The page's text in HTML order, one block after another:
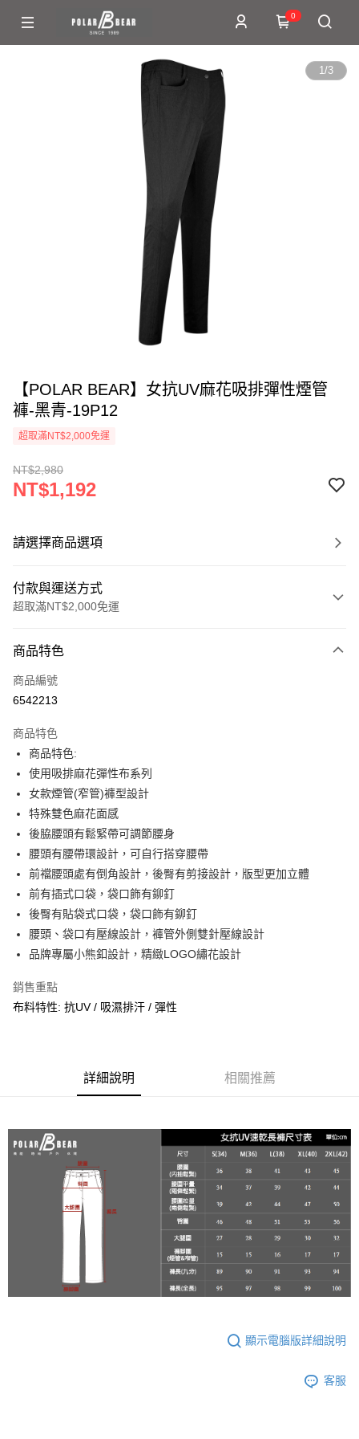
0
1/3
【POLAR BEAR】女抗UV麻花吸排彈性煙管
褲-黑青-19P12
超取滿NT$2,000免運
NT$2,980
NT$1,192
請選擇商品選項
付款與運送方式
超取滿NT$2,000免運
信用卡一次付款
信用卡分期付款
合作金庫商業銀行
華南商業銀行
上海商業儲蓄銀行
國泰世華商業銀行
臺灣中小企業銀行
匯豐（台灣）商業銀行
聯邦商業銀行
元大商業銀行
永豐商業銀行
玉山商業銀行
星展（台灣）商業銀行
台新國際商業銀行
台灣樂天信用卡公司
超商取貨付款
LINE Pay
Apple Pay
街口支付
AFTEE先享後付
相關說明
【關於「AFTEE先享後付」】
AFTEE先享後付是「在收到商品之後才付款」的支付方式。 讓您購物簡單
便利好安心！
２．便利：只要手機號碼，簡訊認證，即可結帳。
３．安心：先確認商品／服務後，再付款。
２．訂單成立數日內，您將收到繳費通知簡訊。
購買商品的店家。未經商家同意取消之訂單仍視為有效，需透過AFTEE先享
後付繳納相關費用。
※ 交易是否成功請以「AFTEE先享後付 」之結帳頁面顯示為準，若有關於
是否繳費成功／繳費後需取消欲退款等相關疑問，請聯繫「AFTEE先享後付
客戶支援中心」
https://netprotections.freshdesk.com/support/home
１．透過由恩沛科技股份有限公司提供之「AFTEE先享後付」服務完成之交
易，需依本服務之必要範圍內提供個人資料，並將交易相關給付款項請求債
權轉讓予恩沛科技股份有限公司。
２．關於個人資料處理事宜，請瀏覽以下網址：
https://aftee.tw/terms/#terms3
４．使用「AFTEE先享後付」時，將依據個別帳號之用戶狀況，依本公司即
運送方式
全家取貨付款
每筆NT$60，滿NT$2,000(含以上)免運費
新竹物流
每筆NT$100，滿NT$3,000(含以上)免運費
商品特色
商品編號
6542213
商品特色
商品特色:
使用吸排麻花彈性布系列
女款煙管(窄管)褲型設計
特殊雙色麻花面感
後脇腰頭有鬆緊帶可調節腰身
腰頭有腰帶環設計，可自行搭穿腰帶
前襠腰頭處有倒角設計，後臀有剪接設計，版型更加立體
前有插式口袋，袋口飾有鉚釘
後臀有貼袋式口袋，袋口飾有鉚釘
腰頭、袋口有壓線設計，褲管外側雙針壓線設計
品牌專屬小熊釦設計，精緻LOGO繡花設計
銷售重點
布料特性: 抗UV / 吸濕排汗 / 彈性
詳細說明 相關推薦
顯示電腦版詳細說明
客服